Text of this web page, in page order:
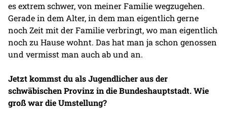
es extrem schwer, von meiner Familie wegzugehen.
Gerade in dem Alter, in dem man eigentlich gerne
noch Zeit mit der Familie verbringt, wo man eigentlich
noch zu Hause wohnt. Das hat man ja schon genossen
und vermisst man auch ab und an.
Jetzt kommst du als Jugendlicher aus der
schwäbischen Provinz in die Bundeshauptstadt. Wie
groß war die Umstellung?